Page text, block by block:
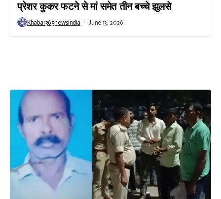
प्रेशर कुकर फटने से मां समेत तीन बच्चे झुलसे
Khabar365newsindia June 13, 2026